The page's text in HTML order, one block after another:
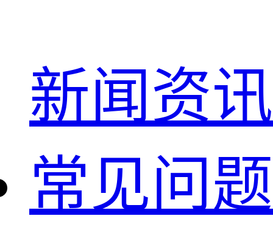
新闻资讯
常见问题